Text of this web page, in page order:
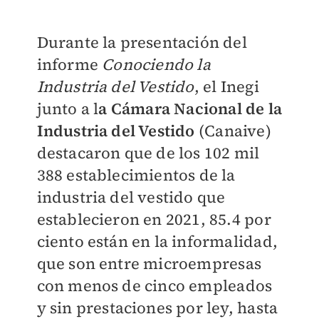
Durante la presentación del
informe Conociendo la
Industria del Vestido, el Inegi
junto a la Cámara Nacional de la
Industria del Vestido (Canaive)
destacaron que de los 102 mil
388 establecimientos de la
industria del vestido que
establecieron en 2021, 85.4 por
ciento están en la informalidad,
que son entre microempresas
con menos de cinco empleados
y sin prestaciones por ley, hasta